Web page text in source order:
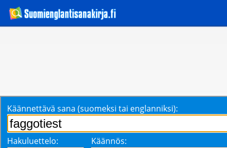
Käännettävä sana (suomeksi tai englanniksi):
Hakuluettelo: Käännös: